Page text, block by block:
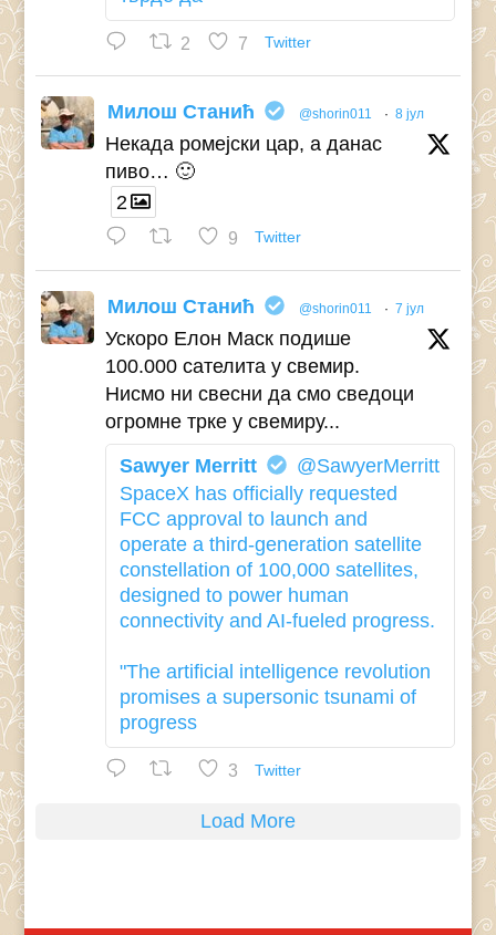
2 7 Twitter
Милош Станић @shorin011 · 8 јул
Некада ромејски цар, а данас
пиво… 🙂
2
9 Twitter
Милош Станић @shorin011 · 7 јул
Ускоро Елон Маск подише
100.000 сателита у свемир.
Нисмо ни свесни да смо сведоци
огромне трке у свемиру...
Sawyer Merritt
@SawyerMerritt
SpaceX has officially requested
FCC approval to launch and
operate a third-generation satellite
constellation of 100,000 satellites,
designed to power human
connectivity and AI-fueled progress.
"The artificial intelligence revolution
promises a supersonic tsunami of
progress
3 Twitter
Load More